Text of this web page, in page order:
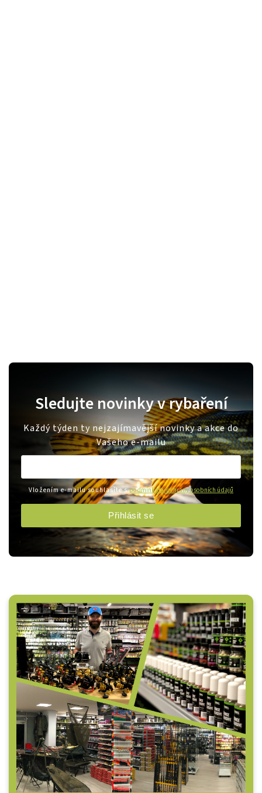
Sledujte novinky v rybaření
Každý týden ty nejzajímavější novinky a akce do
Vašeho e-mailu
Vložením e-mailu souhlasíte spodmínkami ochrany osobních údajů
Přihlásit se